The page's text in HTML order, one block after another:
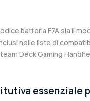
batteria F7A sia il
nelle liste di
Deck Gaming
essenziale